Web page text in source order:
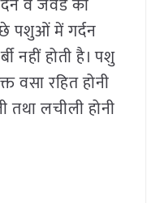
व जवडे का
पशुओं में गर्दन
नहीं होती है। पशु
वसा रहित होनी
तथा लचीली होनी